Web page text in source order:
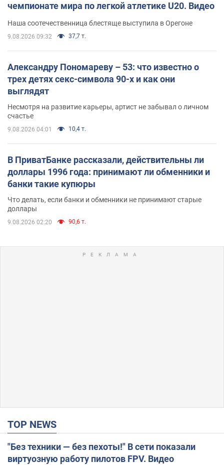
чемпионате мира по легкой атлетике U20. Видео
Наша соотечественница блестяще выступила в Орегоне
9.08.2026 09:32 37,7 т.
Александру Пономареву – 53: что известно о
трех детях секс-символа 90-х и как они
выглядят
Несмотря на развитие карьеры, артист не забывал о личном
счастье
9.08.2026 04:01 10,4 т.
В ПриватБанке рассказали, действительны ли
доллары 1996 года: принимают ли обменники и
банки такие купюры
Что делать, если банки и обменники не принимают старые
доллары
9.08.2026 02:20 90,6 т.
TOP NEWS
"Без техники — без пехоты!" В сети показали
виртуозную работу пилотов FPV. Видео